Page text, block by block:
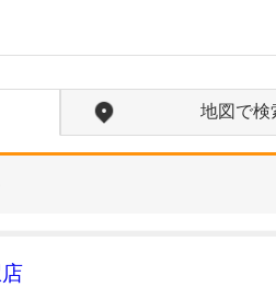
地図で検